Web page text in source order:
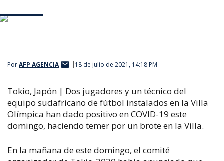
PorAFP AGENCIA 18 de julio de 2021, 14:18 PM
Tokio, Japón | Dos jugadores y un técnico del
equipo sudafricano de fútbol instalados en la Villa
Olímpica han dado positivo en COVID-19 este
domingo, haciendo temer por un brote en la Villa.
En la mañana de este domingo, el comité